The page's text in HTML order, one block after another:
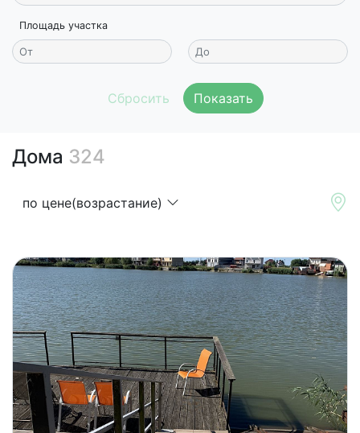
Площадь участка
Показать
Дома 324
по цене(возрастание)